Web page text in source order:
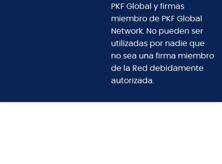
PKF Global y firmas
miembro de PKF Global
Network. No pueden ser
utilizadas por nadie que
no sea una firma miembro
de la Red debidamente
autorizada.